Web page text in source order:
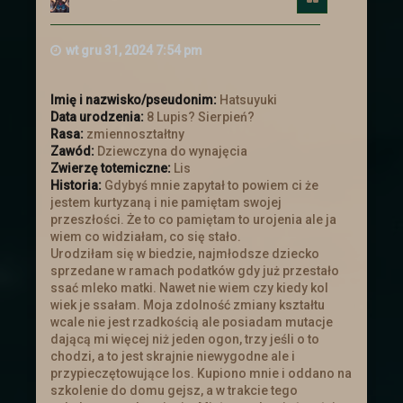
królestwa prośbę o pomoc. Ten
postanowił zebrać chętnych i wysłać ich
aby wsparli handlowego sojusznika.
Ogłoszenie
Nowe ogłoszenia na
słupie
Zachęcamy do zajrzenia do zakładki z
zadaniami
Troche nowinek
Przebudowe przeszłyOgłoszenia. Cała
tabela is truktura została napisana od
nowa i dostosowana :).
wt gru 31, 2024 7:54 pm
Imię i nazwisko/pseudonim: Hatsuyuki
Data urodzenia: 8 Lupis? Sierpień?
Rasa: zmiennoształtny
Zawód: Dziewczyna do wynajęcia
Zwierzę totemiczne: Lis
Historia: Gdybyś mnie zapytał to powiem ci że
jestem kurtyzaną i nie pamiętam swojej
przeszłości. Że to co pamiętam to urojenia ale ja
wiem co widziałam, co się stało.
Urodziłam się w biedzie, najmłodsze dziecko
sprzedane w ramach podatków gdy już przestało
ssać mleko matki. Nawet nie wiem czy kiedy kol
wiek je ssałam. Moja zdolność zmiany kształtu
wcale nie jest rzadkością ale posiadam mutacje
dającą mi więcej niż jeden ogon, trzy jeśli o to
chodzi, a to jest skrajnie niewygodne ale i
przypieczętowujące los. Kupiono mnie i oddano na
szkolenie do domu gejsz, a w trakcie tego